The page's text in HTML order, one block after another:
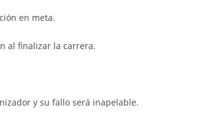
en meta.
al finalizar la carrera.
y su fallo será inapelable.